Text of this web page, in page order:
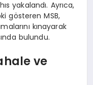
yakalandı. Ayrıca,
gösteren MSB,
kınayarak
bulundu.
ve